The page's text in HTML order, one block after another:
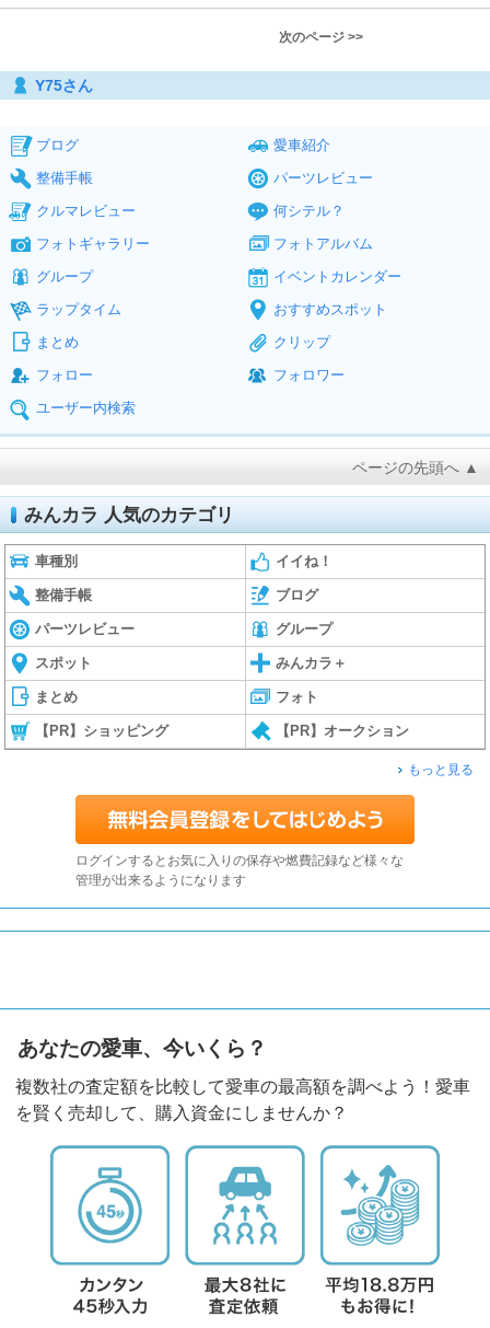
次のページ >>
Y75さん
ブログ
愛車紹介
整備手帳
パーツレビュー
クルマレビュー
何シテル？
フォトギャラリー
フォトアルバム
グループ
イベントカレンダー
ラップタイム
おすすめスポット
まとめ
クリップ
フォロー
フォロワー
ユーザー内検索
ページの先頭へ ▲
みんカラ 人気のカテゴリ
車種別 イイね！
整備手帳 ブログ
パーツレビュー グループ
スポット みんカラ＋
まとめ フォト
【PR】ショッピング 【PR】オークション
もっと見る
ログインするとお気に入りの保存や燃費記録など様々な
管理が出来るようになります
あなたの愛車、今いくら？
複数社の査定額を比較して愛車の最高額を調べよう！愛車
を賢く売却して、購入資金にしませんか？